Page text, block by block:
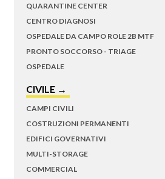
QUARANTINE CENTER
CENTRO DIAGNOSI
OSPEDALE DA CAMPO ROLE 2B MTF
PRONTO SOCCORSO - TRIAGE
OSPEDALE
CIVILE →
CAMPI CIVILI
COSTRUZIONI PERMANENTI
EDIFICI GOVERNATIVI
MULTI-STORAGE
COMMERCIAL